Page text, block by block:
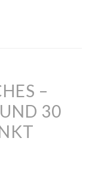
–
30